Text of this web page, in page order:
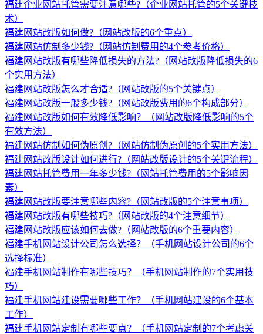
福建企业网站托管需要注意哪些?（企业网站托管的5个关键技
术）
福建网站改版如何做?（网站改版的6个重点）
福建网站仿制多少钱?（网站仿制费用的4个参考价格）
福建网站改版有哪些降低损失的方法?（网站改版降低损失的6
个实用方法）
福建网站改版怎么才合适?（网站改版的5个关键点）
福建网站改版一般多少钱?（网站改版费用的6个构成部分）
福建网站改版如何有效降低影响？（网站改版降低影响的5个
有效方法）
福建网站仿制如何伪原创?（网站仿制伪原创的5个实用方法）
福建网站改版设计如何进行?（网站改版设计的5个关键流程）
福建网站托管费用一年多少钱?（网站托管费用的5个影响因
素）
福建网站改版要注意哪些内容?（网站改版的5个注意事项）
福建网站改版有哪些技巧?（网站改版的4个注意细节）
福建网站改版应该如何去做?（网站改版的6个重要内容）
福建手机网站设计公司怎么选择？（手机网站设计公司的6个
选择标准）
福建手机网站制作有哪些技巧？（手机网站制作的7个实用技
巧）
福建手机网站建设需要哪些工作？（手机网站建设的6个基本
工作）
福建手机网站定制有哪些要点？（手机网站定制的7个考虑关